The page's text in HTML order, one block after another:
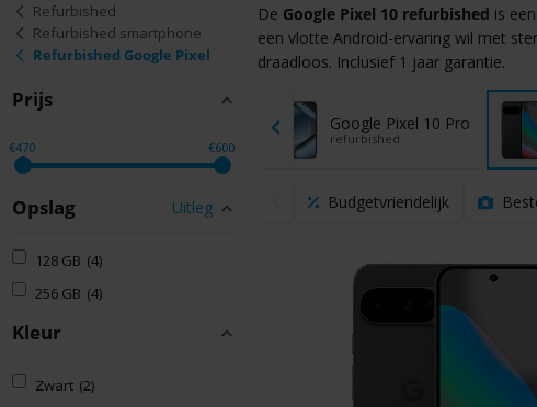
De Google Pixel 10 refurbished is
een vlotte Android-ervaring wil met
draadloos. Inclusief 1 jaar garantie.
Google Pixel 10 Pro
refurbished
Budgetvriendelijk
Refurbished
Refurbished smartphone
Refurbished Google Pixel
Prijs
€470 €600
Opslag Uitleg
128 GB (4)
256 GB (4)
Kleur
Zwart (2)